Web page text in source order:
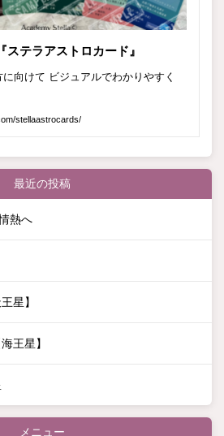
最近の投稿
熱へ
星】
王星】
メニュー